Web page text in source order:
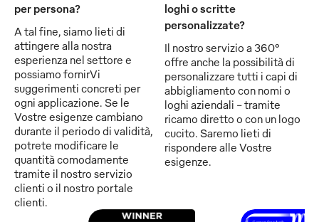
per persona?
A tal fine, siamo lieti di
attingere alla nostra
esperienza nel settore e
possiamo fornirVi
suggerimenti concreti per
ogni applicazione. Se le
Vostre esigenze cambiano
durante il periodo di validità,
potrete modificare le
quantità comodamente
tramite il nostro servizio
clienti o il nostro portale
clienti.
loghi o scritte
personalizzate?
Il nostro servizio a 360°
offre anche la possibilità di
personalizzare tutti i capi di
abbigliamento con nomi o
loghi aziendali - tramite
ricamo diretto o con un logo
cucito. Saremo lieti di
rispondere alle Vostre
esigenze.